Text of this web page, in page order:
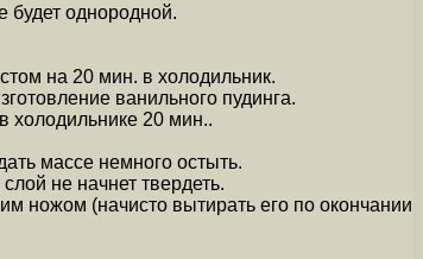
будет однородной.
на 20 мин. в холодильник.
ванильного пудинга.
холодильнике 20 мин..
массе немного остыть.
не начнет твердеть.
ножом (начисто вытирать его по окончании